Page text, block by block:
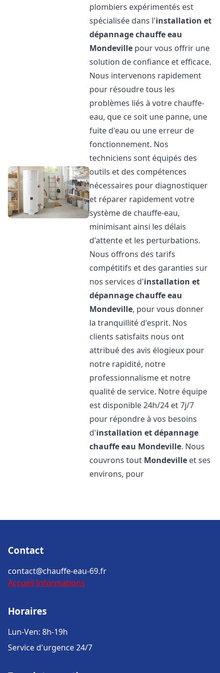
plombiers expérimentés est
spécialisée dans l'installation et
dépannage chauffe eau
Mondeville pour vous offrir une
solution de confiance et efficace.
Nous intervenons rapidement
pour résoudre tous les
problèmes liés à votre chauffe-
eau, que ce soit une panne, une
fuite d'eau ou une erreur de
fonctionnement. Nos
techniciens sont équipés des
outils et des compétences
nécessaires pour diagnostiquer
et réparer rapidement votre
système de chauffe-eau,
minimisant ainsi les délais
d'attente et les perturbations.
Nous offrons des tarifs
compétitifs et des garanties sur
nos services d'installation et
dépannage chauffe eau
Mondeville, pour vous donner
la tranquillité d'esprit. Nos
clients satisfaits nous ont
attribué des avis élogieux pour
notre rapidité, notre
professionnalisme et notre
qualité de service. Notre équipe
est disponible 24h/24 et 7j/7
pour répondre à vos besoins
d'installation et dépannage
chauffe eau Mondeville. Nous
couvrons tout Mondeville et ses
environs, pour
Contact
contact@chauffe-eau-69.fr
Accueil Informations
Horaires
Lun-Ven: 8h-19h
Service d'urgence 24/7